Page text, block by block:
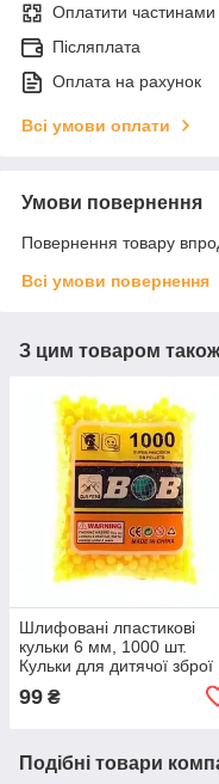
Оплатити частинами
Післяплата
Оплата на рахунок
Всі умови оплати
Умови повернення
Повернення товару
Всі умови повернення
З цим товаром
Шлифовані лпастикові
кульки 6 мм, 1000 шт.
Кульки для дитячої зброї
99 ₴
Подібні товари